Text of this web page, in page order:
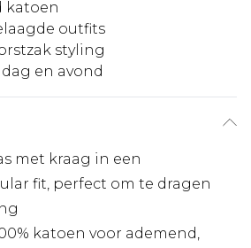
katoen
outfits
styling
en avond
met kraag in een
fit, perfect om te dragen
katoen voor ademend,